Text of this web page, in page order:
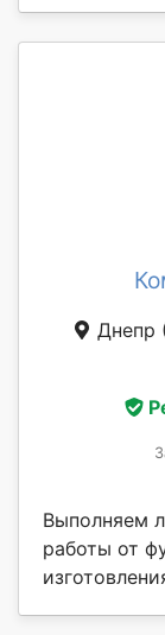
Днепр
Выполняем
работы от